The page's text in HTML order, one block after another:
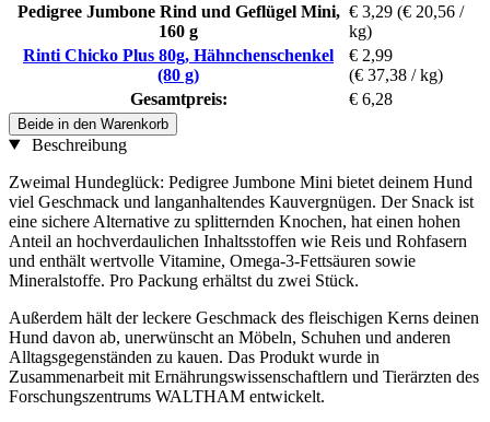
Pedigree Jumbone Rind und Geflügel Mini,
160 g
€ 3,29 (€ 20,56 /
kg)
Rinti Chicko Plus 80g, Hähnchenschenkel
(80 g)
€ 2,99
(€ 37,38 / kg)
Gesamtpreis:
€ 6,28
Beide in den Warenkorb
Beschreibung
Zweimal Hundeglück: Pedigree Jumbone Mini bietet deinem Hund
viel Geschmack und langanhaltendes Kauvergnügen. Der Snack ist
eine sichere Alternative zu splitternden Knochen, hat einen hohen
Anteil an hochverdaulichen Inhaltsstoffen wie Reis und Rohfasern
und enthält wertvolle Vitamine, Omega-3-Fettsäuren sowie
Mineralstoffe. Pro Packung erhältst du zwei Stück.
Außerdem hält der leckere Geschmack des fleischigen Kerns deinen
Hund davon ab, unerwünscht an Möbeln, Schuhen und anderen
Alltagsgegenständen zu kauen. Das Produkt wurde in
Zusammenarbeit mit Ernährungswissenschaftlern und Tierärzten des
Forschungszentrums WALTHAM entwickelt.